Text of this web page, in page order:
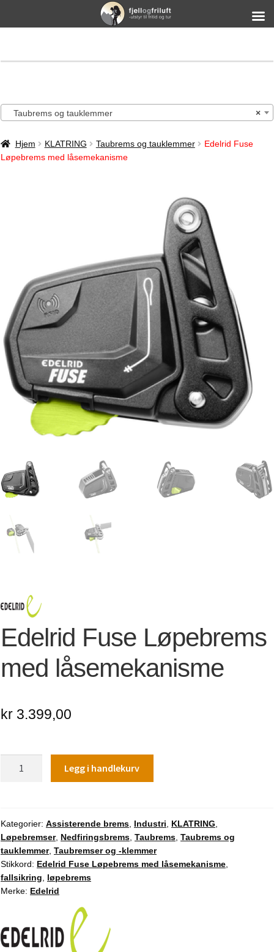
×
Taubrems og tauklemmer
Hjem KLATRING Taubrems og tauklemmer
Edelrid Fuse
Løpebrems med låsemekanisme
Edelrid Fuse Løpebrems
med låsemekanisme
kr 3.399,00
låsemekanisme
antall
Legg i handlekurv
Kategorier: Assisterende brems Industri KLATRING
Løpebremser, Nedfiringsbrems Taubrems Taubrems og
tauklemmer, Taubremser og -klemmer
Stikkord: Edelrid Fuse Løpebrems med låsemekanisme
fallsikring
løpebrems
Merke: Edelrid